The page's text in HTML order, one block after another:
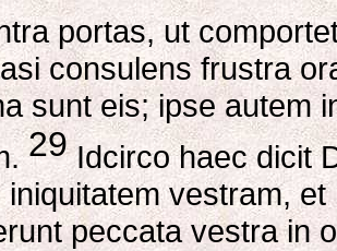
portas, ut
consulens frustra
sunt eis; ipse autem
29Idcirco haec dicit
vestram,
peccata vestra in